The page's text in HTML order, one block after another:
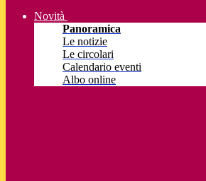
Novità
Panoramica
Le notizie
Le circolari
Calendario eventi
Albo online